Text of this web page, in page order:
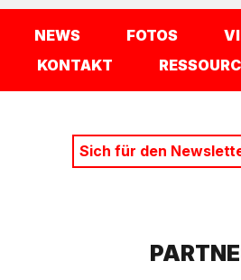
NEWS FOTOS
KONTAKT
Sich für den